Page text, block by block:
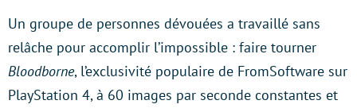
Un groupe de personnes dévouées a travaillé sans
relâche pour accomplir l’impossible : faire tourner
Bloodborne, l’exclusivité populaire de FromSoftware sur
PlayStation 4, à 60 images par seconde constantes et